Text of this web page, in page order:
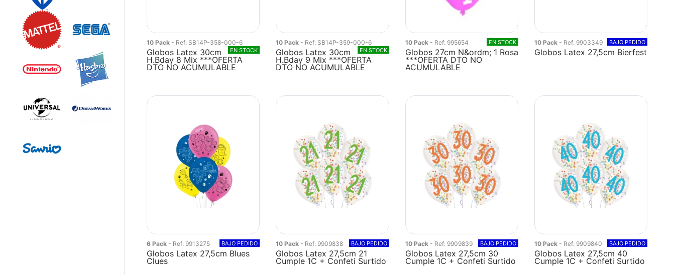
10 Pack - Ref: SB14P-358-000-6
EN STOCK
Globos Latex 30cm
H.Bday 8 Mix ***OFERTA
DTO NO ACUMULABLE
10 Pack - Ref: SB14P-359-000-6
EN STOCK
Globos Latex 30cm
H.Bday 9 Mix ***OFERTA
DTO NO ACUMULABLE
10 Pack - Ref: 995654 EN STOCK
Globos 27cm N&ordm; 1 Rosa
***OFERTA DTO NO
ACUMULABLE
10 Pack - Ref: 9903349 BAJO PEDIDO
Globos Latex 27,5cm Bierfest
6 Pack - Ref: 9913275 BAJO PEDIDO
Globos Latex 27,5cm Blues
Clues
10 Pack - Ref: 9909838 BAJO PEDIDO
Globos Latex 27,5cm 21
Cumple 1C + Confeti Surtido
10 Pack - Ref: 9909839 BAJO PEDIDO
Globos Latex 27,5cm 30
Cumple 1C + Confeti Surtido
10 Pack - Ref: 9909840 BAJO PEDIDO
Globos Latex 27,5cm 40
Cumple 1C + Confeti Surtido